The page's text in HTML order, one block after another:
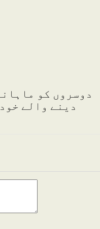
دوسروں کو
دینے والے